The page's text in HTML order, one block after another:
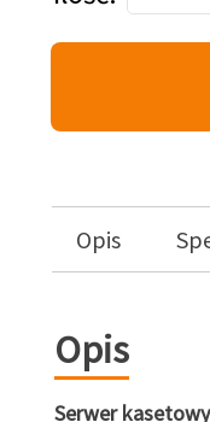
Opis
Opis
Serwer